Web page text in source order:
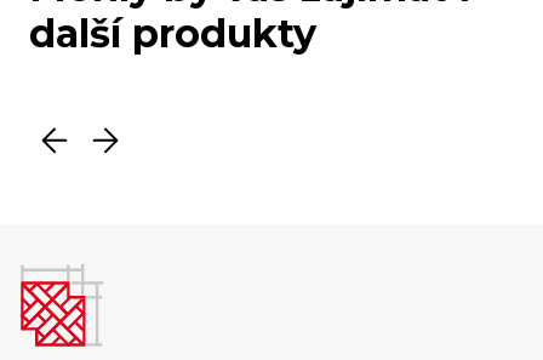
další produkty